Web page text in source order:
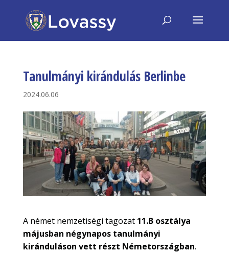
Tanulmányi kirándulás Berlinbe
2024.06.06
A német nemzetiségi tagozat 11.B osztálya
májusban négynapos tanulmányi
kiránduláson vett részt Németországban.